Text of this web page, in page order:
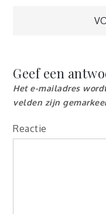
Geef een
Het e-mailadres
velden zijn
Reactie